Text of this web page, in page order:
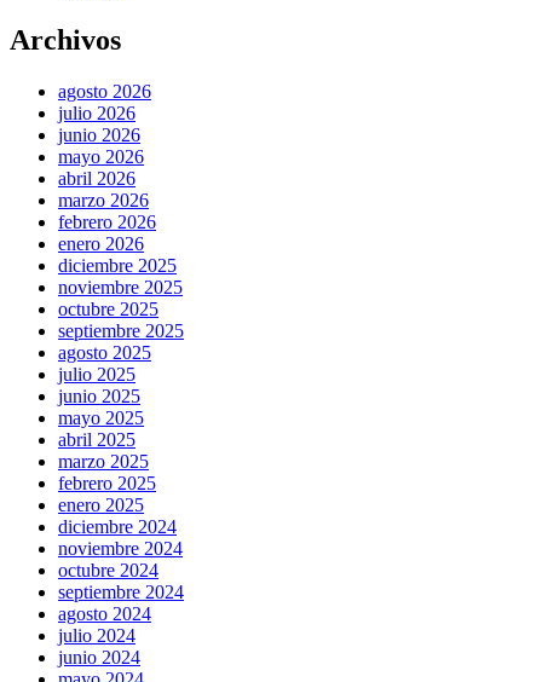
Archivos
agosto 2026
julio 2026
junio 2026
mayo 2026
abril 2026
marzo 2026
febrero 2026
enero 2026
diciembre 2025
noviembre 2025
octubre 2025
septiembre 2025
agosto 2025
julio 2025
junio 2025
mayo 2025
abril 2025
marzo 2025
febrero 2025
enero 2025
diciembre 2024
noviembre 2024
octubre 2024
septiembre 2024
agosto 2024
julio 2024
junio 2024